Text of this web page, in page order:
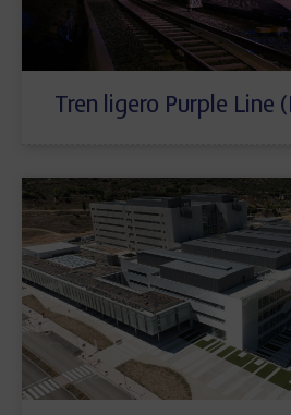
Tren ligero Purple Line